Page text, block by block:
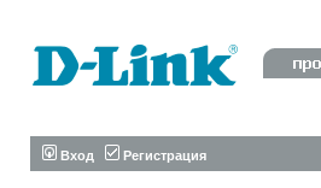
Вход Регистрация